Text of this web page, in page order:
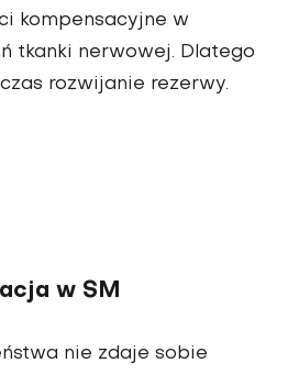
kompensacyjne w
tkanki nerwowej. Dlatego
rozwijanie rezerwy.
w SM
nie zdaje sobie